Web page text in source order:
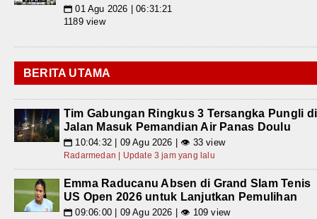
📅 01 Agu 2026 | 06:31:21
1189 view
BERITA UTAMA
Tim Gabungan Ringkus 3 Tersangka Pungli di
Jalan Masuk Pemandian Air Panas Doulu
📅 10:04:32 | 09 Agu 2026 | 👁 33 view
Radarmedan | Update 3 jam yang lalu
Emma Raducanu Absen di Grand Slam Tenis
US Open 2026 untuk Lanjutkan Pemulihan
📅 09:06:00 | 09 Agu 2026 | 👁 109 view